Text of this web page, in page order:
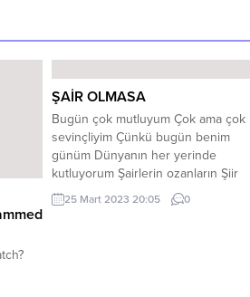
ŞAİR OLMASA
Bugün çok mutluyum Çok ama çok
sevinçliyim Çünkü bugün benim
günüm Dünyanın her yerinde
kutluyorum Şairlerin ozanların Şiir
günü Nasıl ki anneler Babalar günü
Sevgililer günü var Bugün de
25 Mart 2023 20:05 0